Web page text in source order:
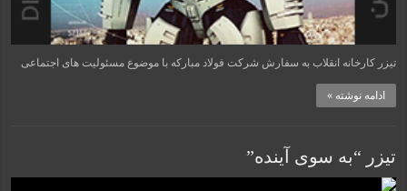
تیزر کارخانه انقلاب به سفارش شرکت فولاد مبارکه با موضوع مسئولیت های اجتماعی
ادامه نوشته »
تیزر “به سوی آینده”